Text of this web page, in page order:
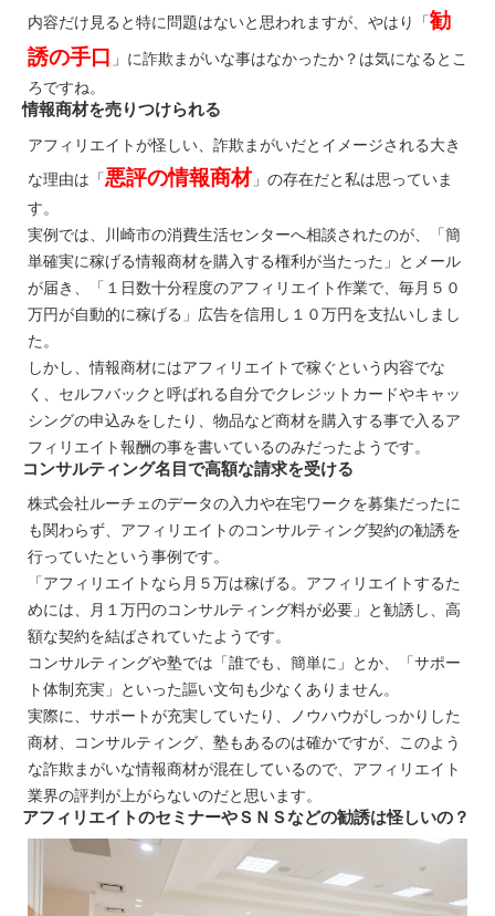
内容だけ見ると特に問題はないと思われますが、やはり「勧
誘の手口 」に詐欺まがいな事はなかったか？は気になるとこ
ろですね。
情報商材を売りつけられる
アフィリエイトが怪しい、詐欺まがいだとイメージされる大き
な理由は「悪評の情報商材」の存在だと私は思っていま
す。
実例では、川崎市の消費生活センターへ相談されたのが、「簡
単確実に稼げる情報商材を購入する権利が当たった」とメール
が届き、「１日数十分程度のアフィリエイト作業で、毎月５０
万円が自動的に稼げる」広告を信用し１０万円を支払いしまし
た。
しかし、情報商材にはアフィリエイトで稼ぐという内容でな
く、セルフバックと呼ばれる自分でクレジットカードやキャッ
シングの申込みをしたり、物品など商材を購入する事で入るア
フィリエイト報酬の事を書いているのみだったようです。
コンサルティング名目で高額な請求を受ける
株式会社ルーチェのデータの入力や在宅ワークを募集だったに
も関わらず、アフィリエイトのコンサルティング契約の勧誘を
行っていたという事例です。
「アフィリエイトなら月５万は稼げる。アフィリエイトするた
めには、月１万円のコンサルティング料が必要」と勧誘し、高
額な契約を結ばされていたようです。
コンサルティングや塾では「誰でも、簡単に」とか、「サポー
ト体制充実」といった謳い文句も少なくありません。
実際に、サポートが充実していたり、ノウハウがしっかりした
商材、コンサルティング、塾もあるのは確かですが、このよう
な詐欺まがいな情報商材が混在しているので、アフィリエイト
業界の評判が上がらないのだと思います。
アフィリエイトのセミナーやＳＮＳなどの勧誘は怪しいの？